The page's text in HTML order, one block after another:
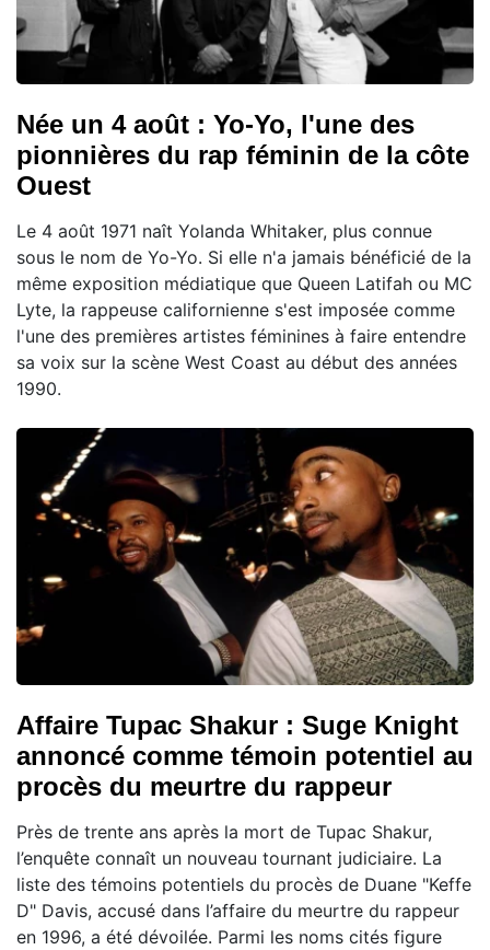
Née un 4 août : Yo-Yo, l'une des
pionnières du rap féminin de la côte
Ouest
Le 4 août 1971 naît Yolanda Whitaker, plus connue
sous le nom de Yo-Yo. Si elle n'a jamais bénéficié de la
même exposition médiatique que Queen Latifah ou MC
Lyte, la rappeuse californienne s'est imposée comme
l'une des premières artistes féminines à faire entendre
sa voix sur la scène West Coast au début des années
1990.
Affaire Tupac Shakur : Suge Knight
annoncé comme témoin potentiel au
procès du meurtre du rappeur
Près de trente ans après la mort de Tupac Shakur,
l’enquête connaît un nouveau tournant judiciaire. La
liste des témoins potentiels du procès de Duane "Keffe
D" Davis, accusé dans l’affaire du meurtre du rappeur
en 1996, a été dévoilée. Parmi les noms cités figure